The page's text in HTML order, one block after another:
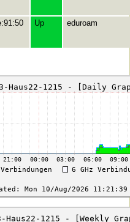
Up eduroam